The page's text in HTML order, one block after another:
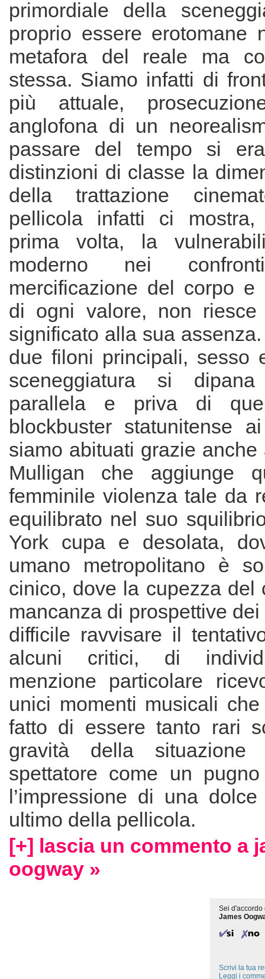
primordiale della
proprio essere erotomane
metafora del reale ma
stessa. Siamo infatti di
più attuale,
anglofona di un
passare del tempo si
distinzioni di classe la
della trattazione
pellicola infatti ci
prima volta, la
moderno nei
mercificazione del corpo e
di ogni valore, non
significato alla sua
due filoni principali, sesso
sceneggiatura si
parallela e priva di
blockbuster statunitense
siamo abituati grazie
Mulligan che aggiunge
femminile violenza tale da
equilibrato nel suo
York cupa e desolata,
umano metropolitano è
cinico, dove la cupezza del
mancanza di prospettive
difficile ravvisare il
alcuni critici, di
menzione particolare
unici momenti musicali
fatto di essere tanto rari
gravità della situazione
spettatore come un
l’impressione di una
ultimo della pellicola.
[+] lascia un commento a
oogway »
Sei d'accordo
James
Scrivi la tua
Leggi i